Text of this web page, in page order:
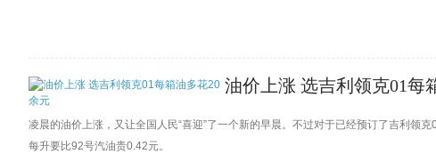
油价上涨 选吉利领克01每
凌晨的油价上涨，又让全国人民“喜迎”了一个新的早晨。不过对于已经预订了吉利领
每升要比92号汽油贵0.42元。